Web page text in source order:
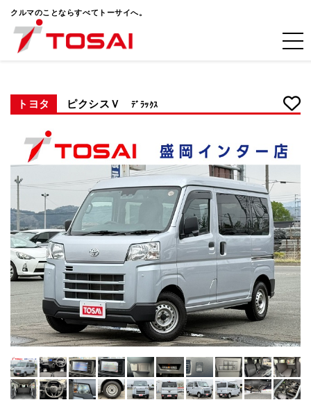
クルマのことならすべてトーサイへ。
トヨタ ピクシスＶ ﾃﾞﾗｯｸｽ